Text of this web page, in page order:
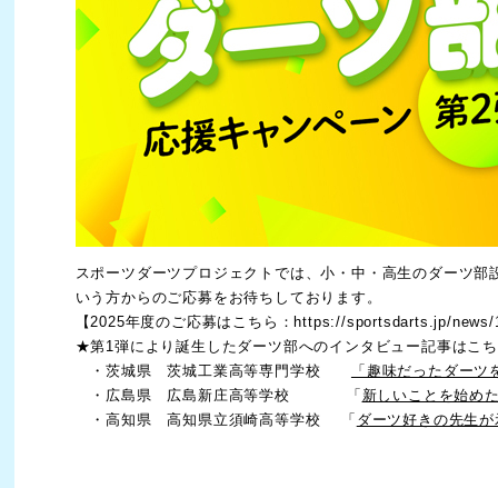
スポーツダーツプロジェクトでは、小・中・高生のダーツ
いう方からのご応募をお待ちしております。
【2025年度のご応募はこちら： https://sportsdarts.jp/news/
★第1弾により誕生したダーツ部へのインタビュー記事はこち
・茨城県 茨城工業高等専門学校
「趣味だったダーツ
・広島県 広島新庄高等学校 「 新しいことを始め
・高知県 高知県立須崎高等学校 「 ダーツ好きの先生